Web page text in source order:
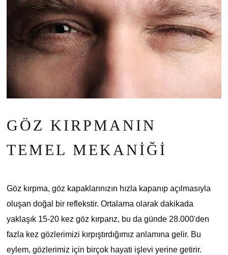
GÖZ KIRPMANIN
TEMEL MEKANIĞI
Göz kırpma, göz kapaklarınızın hızla kapanıp açılmasıyla
oluşan doğal bir reflekstir. Ortalama olarak dakikada
yaklaşık 15-20 kez göz kırparız, bu da günde 28.000'den
fazla kez gözlerimizi kırpıştırdığımız anlamına gelir. Bu
eylem, gözlerimiz için birçok hayati işlevi yerine getirir.